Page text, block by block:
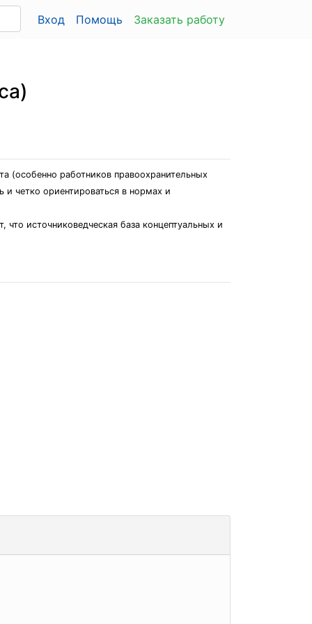
Вход Помощь Заказать работу
(особенно работников правоохранительных
и четко ориентироваться в нормах и
источниковедческая база концептуальных и